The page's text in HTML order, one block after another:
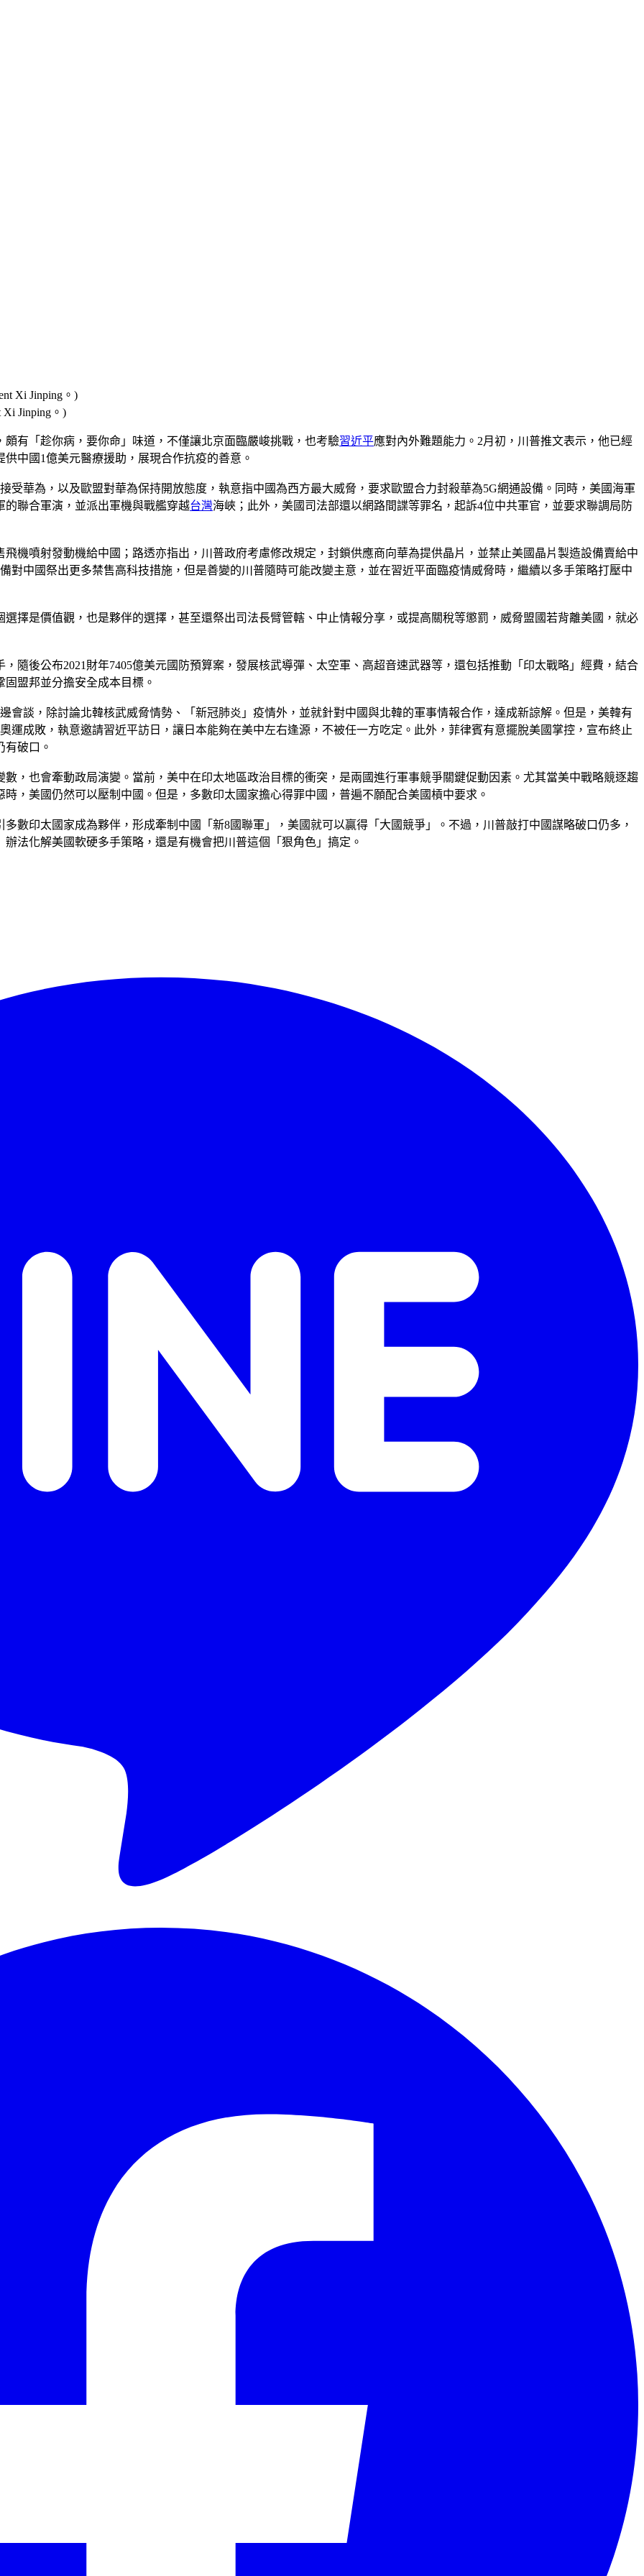
Xi Jinping。)
頗有「趁你病，要你命」味道，不僅讓北京面臨嚴峻挑戰，也考驗習近平應對內外難題能力。2月初，川普推文表示，他已經
中國1億美元醫療援助，展現合作抗疫的善意。
受華為，以及歐盟對華為保持開放態度，執意指中國為西方最大威脅，要求歐盟合力封殺華為5G網通設備。同時，美國海軍
聯合軍演，並派出軍機與戰艦穿越台灣海峽；此外，美國司法部還以網路間諜等罪名，起訴4位中共軍官，並要求聯調局防
機噴射發動機給中國；路透亦指出，川普政府考慮修改規定，封鎖供應商向華為提供晶片，並禁止美國晶片製造設備賣給中
對中國祭出更多禁售高科技措施，但是善變的川普隨時可能改變主意，並在習近平面臨疫情威脅時，繼續以多手策略打壓中
擇是價值觀，也是夥伴的選擇，甚至還祭出司法長臂管轄、中止情報分享，或提高關稅等懲罰，威脅盟國若背離美國，就必
隨後公布2021財年7405億美元國防預算案，發展核武導彈、太空軍、高超音速武器等，還包括推動「印太戰略」經費，結合
盟邦並分擔安全成本目標。
會談，除討論北韓核武威脅情勢、「新冠肺炎」疫情外，並就針對中國與北韓的軍事情報合作，達成新諒解。但是，美韓有
運成敗，執意邀請習近平訪日，讓日本能夠在美中左右逢源，不被任一方吃定。此外，菲律賓有意擺脫美國掌控，宣布終止
破口。
，也會牽動政局演變。當前，美中在印太地區政治目標的衝突，是兩國進行軍事競爭關鍵促動因素。尤其當美中戰略競逐趨
，美國仍然可以壓制中國。但是，多數印太國家擔心得罪中國，普遍不願配合美國槓中要求。
數印太國家成為夥伴，形成牽制中國「新8國聯軍」，美國就可以贏得「大國競爭」。不過，川普敲打中國謀略破口仍多，
法化解美國軟硬多手策略，還是有機會把川普這個「狠角色」搞定。